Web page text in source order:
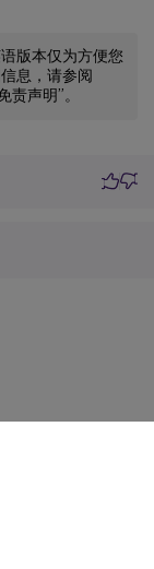
版本仅为方便您
息，请参阅
责声明”。